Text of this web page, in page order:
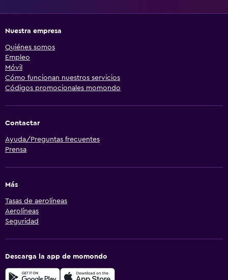
Nuestra empresa
Quiénes somos
Empleo
Móvil
Cómo funcionan nuestros servicios
Códigos promocionales momondo
Contactar
Ayuda/Preguntas frecuentes
Prensa
Más
Tasas de aerolíneas
Aerolíneas
Seguridad
Descarga la app de momondo